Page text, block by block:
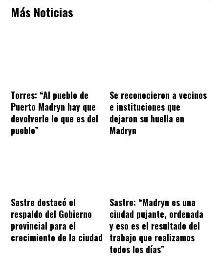
Más Noticias
Torres: “Al pueblo de
Puerto Madryn hay que
devolverle lo que es del
pueblo”
Se reconocieron a vecinos
e instituciones que
dejaron su huella en
Madryn
Sastre destacó el
respaldo del Gobierno
provincial para el
crecimiento de la ciudad
Sastre: “Madryn es una
ciudad pujante, ordenada
y eso es el resultado del
trabajo que realizamos
todos los días”